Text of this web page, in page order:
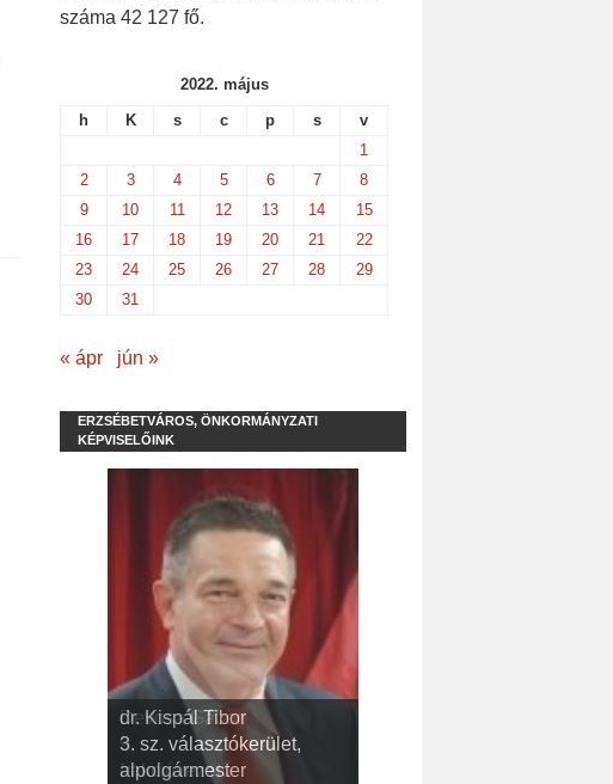
száma 42 127 fő.
2022. május
h
K s c p s
v
1
2
3 4 5 6 7
8
9
10 11 12 13 14
15
16
17 18 19 20 21
22
23
24 25 26 27 28
29
30
31
« ápr jún »
ERZSÉBETVÁROS, ÖNKORMÁNYZATI
KÉPVISELŐINK
dr. Kispál Tibor
3. sz. választókerület,
alpolgármester
Devosa Gábor
9. sz. választókerület,
frakcióvezető